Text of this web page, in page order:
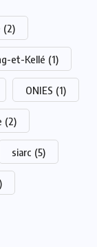
(2)
et-Kellé (1)
ONIES (1)
(2)
siarc (5)